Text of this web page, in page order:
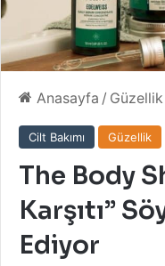
Anasayfa / Güzellik
Cilt Bakımı Güzellik
The Body
Karşıtı”
Ediyor